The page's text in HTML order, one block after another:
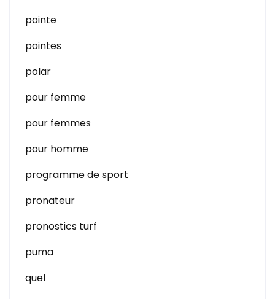
pointe
pointes
polar
pour femme
pour femmes
pour homme
programme de sport
pronateur
pronostics turf
puma
quel